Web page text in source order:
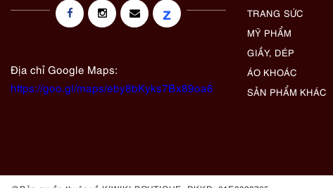
z
Địa chỉ Google Maps:
https://goo.gl/maps/eby8bKyks7Bx89oa6
TRANG SỨC
MỸ PHẨM
GIẦY, DÉP
ÁO KHOÁC
SẢN PHẨM KHÁC